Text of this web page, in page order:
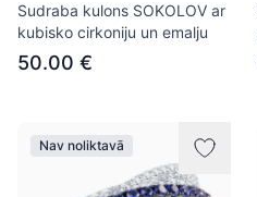
Sudraba kulons SOKOLOV ar
kubisko cirkoniju un emalju
50.00 €
Nav noliktavā